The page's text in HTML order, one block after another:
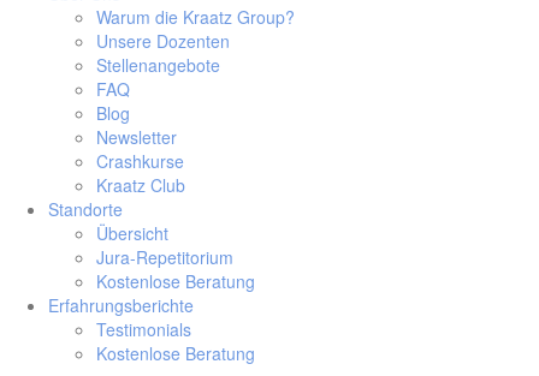
Warum die Kraatz Group?
Unsere Dozenten
Stellenangebote
FAQ
Blog
Newsletter
Crashkurse
Kraatz Club
Standorte
Übersicht
Jura-Repetitorium
Kostenlose Beratung
Erfahrungsberichte
Testimonials
Kostenlose Beratung